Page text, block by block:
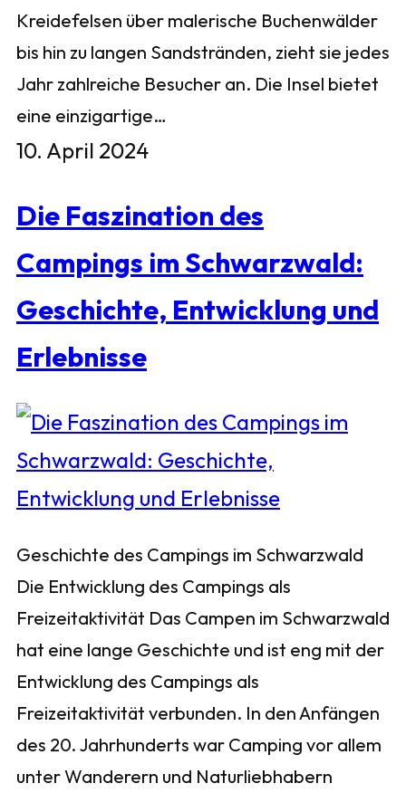
Kreidefelsen über malerische Buchenwälder
bis hin zu langen Sandstränden, zieht sie jedes
Jahr zahlreiche Besucher an. Die Insel bietet
eine einzigartige…
10. April 2024
Die Faszination des
Campings im Schwarzwald:
Geschichte, Entwicklung und
Erlebnisse
Geschichte des Campings im Schwarzwald
Die Entwicklung des Campings als
Freizeitaktivität Das Campen im Schwarzwald
hat eine lange Geschichte und ist eng mit der
Entwicklung des Campings als
Freizeitaktivität verbunden. In den Anfängen
des 20. Jahrhunderts war Camping vor allem
unter Wanderern und Naturliebhabern